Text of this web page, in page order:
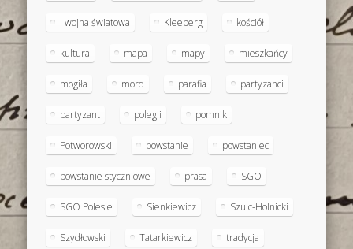
I wojna światowa Kleeberg kościół
kultura mapa mapy mieszkańcy
mogiła mord parafia partyzanci
partyzant polegli pomnik
Potworowski powstanie powstaniec
powstanie styczniowe prasa SGO
SGO Polesie Sienkiewicz Szulc-Holnicki
Szydłowski Tatarkiewicz tradycja